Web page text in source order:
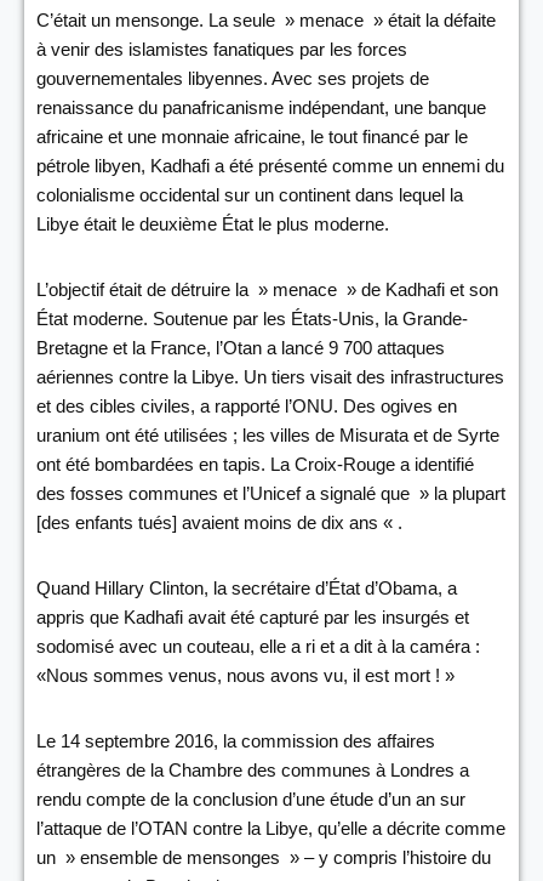
C’était un mensonge. La seule » menace » était la défaite
à venir des islamistes fanatiques par les forces
gouvernementales libyennes. Avec ses projets de
renaissance du panafricanisme indépendant, une banque
africaine et une monnaie africaine, le tout financé par le
pétrole libyen, Kadhafi a été présenté comme un ennemi du
colonialisme occidental sur un continent dans lequel la
Libye était le deuxième État le plus moderne.
L’objectif était de détruire la » menace » de Kadhafi et son
État moderne. Soutenue par les États-Unis, la Grande-
Bretagne et la France, l’Otan a lancé 9 700 attaques
aériennes contre la Libye. Un tiers visait des infrastructures
et des cibles civiles, a rapporté l’ONU. Des ogives en
uranium ont été utilisées ; les villes de Misurata et de Syrte
ont été bombardées en tapis. La Croix-Rouge a identifié
des fosses communes et l’Unicef a signalé que » la plupart
[des enfants tués] avaient moins de dix ans « .
Quand Hillary Clinton, la secrétaire d’État d’Obama, a
appris que Kadhafi avait été capturé par les insurgés et
sodomisé avec un couteau, elle a ri et a dit à la caméra :
«Nous sommes venus, nous avons vu, il est mort ! »
Le 14 septembre 2016, la commission des affaires
étrangères de la Chambre des communes à Londres a
rendu compte de la conclusion d’une étude d’un an sur
l’attaque de l’OTAN contre la Libye, qu’elle a décrite comme
un » ensemble de mensonges » – y compris l’histoire du